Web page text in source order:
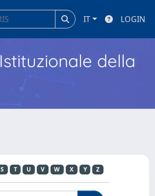
IT LOGIN
della
S T U V W X Y Z